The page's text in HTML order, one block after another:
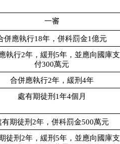
一審
併應執行18年，併科罰金1億元
執行2年，緩刑5年，並應向國庫支
付300萬元
合併應執行2年，緩刑4年
處有期徒刑1年4個月
有期徒刑2年，併科罰金500萬元
徒刑2年，緩刑5年，並應向國庫支